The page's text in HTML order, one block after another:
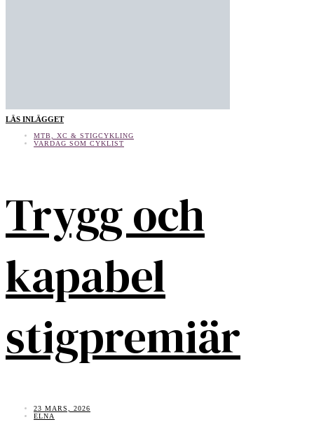
LÄS INLÄGGET
MTB, XC & STIGCYKLING
VARDAG SOM CYKLIST
Trygg och
kapabel
stigpremiär
23 MARS, 2026
ELNA